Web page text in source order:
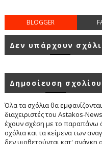
BLOGGER
Δεν υπάρχουν
Δημοσίευση σχολίου
Όλα τα σχόλια θα
διαχειριστές του Astakos-
έχουν σχέση με το παραπάνω
σχόλια και τα κείμενα των
δεν υιοθετούνται κατ'